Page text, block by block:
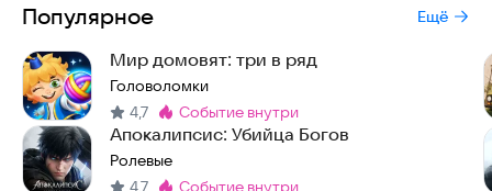
Популярное Ещё
Мир домовят: три в ряд
Головоломки
4,7 Метка:
событие внутри
Апокалипсис: Убийца Богов
Ролевые
4,7
событие внутри